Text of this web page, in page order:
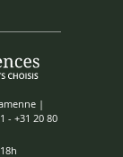
|
- +31 20 80